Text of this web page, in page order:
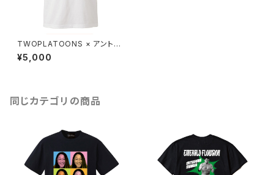
TWOPLATOONS × アントニ
オ猪木 コラボレーション FACE
-T / WHITE
¥5,000
同じカテゴリの商品